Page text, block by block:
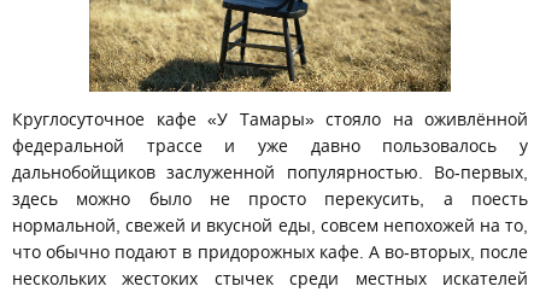
Круглосуточное кафе «У Тамары» стояло на оживлённой
федеральной трассе и уже давно пользовалось у
дальнобойщиков заслуженной популярностью. Во-первых,
здесь можно было не просто перекусить, а поесть
нормальной, свежей и вкусной еды, совсем непохожей на то,
что обычно подают в придорожных кафе. А во-вторых, после
нескольких жестоких стычек среди местных искателей